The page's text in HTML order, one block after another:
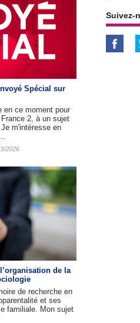
Spécial sur
en ce moment pour
2, à un sujet
m'intéresse en
2026
de la
de recherche en
et ses
familiale. Mon sujet
Suivez-